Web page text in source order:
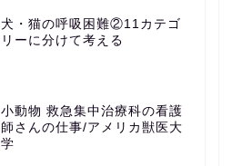
犬・猫の呼吸困難②11カテゴ
リーに分けて考える
小動物 救急集中治療科の看護
師さんの仕事/アメリカ獣医大
学